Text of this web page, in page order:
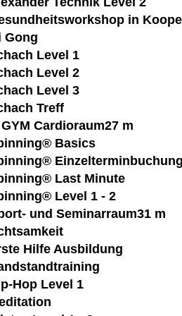
in
Gong
Level 1
Level 2
Level 3
Treff
Cardioraum27 m
Basics
Last Minute
Level 1 - 2
und Seminarraum31 m
Hilfe Ausbildung
Hop Level 1